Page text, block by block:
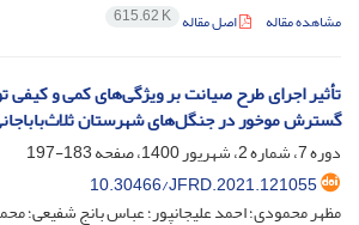
مشاهده مقاله اصل مقاله 615.62 K
تأثیر اجرای طرح صیانت بر ویژگی‌های کمی و کیفی
گسترش موخور در جنگل‌های شهرستان
دوره 7، شماره 2، شهریور 1400، صفحه
183-197
10.30466/JFRD.2021.121055
مظهر محمودی؛ احمد علیجانپور؛ عباس بانج شفیعی؛